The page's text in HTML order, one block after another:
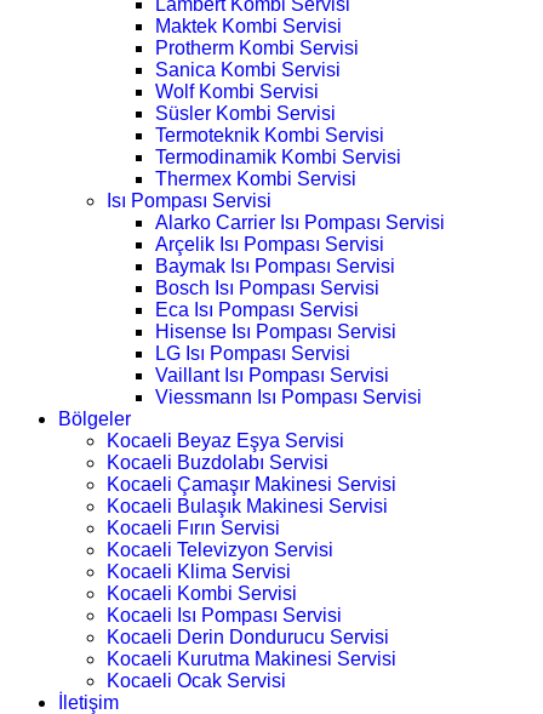
Maktek Kombi Servisi
Protherm Kombi Servisi
Sanica Kombi Servisi
Wolf Kombi Servisi
Süsler Kombi Servisi
Termoteknik Kombi Servisi
Termodinamik Kombi Servisi
Thermex Kombi Servisi
Isı Pompası Servisi
Alarko Carrier Isı Pompası Servisi
Arçelik Isı Pompası Servisi
Baymak Isı Pompası Servisi
Bosch Isı Pompası Servisi
Eca Isı Pompası Servisi
Hisense Isı Pompası Servisi
LG Isı Pompası Servisi
Vaillant Isı Pompası Servisi
Viessmann Isı Pompası Servisi
Bölgeler
Kocaeli Beyaz Eşya Servisi
Kocaeli Buzdolabı Servisi
Kocaeli Çamaşır Makinesi Servisi
Kocaeli Bulaşık Makinesi Servisi
Kocaeli Fırın Servisi
Kocaeli Televizyon Servisi
Kocaeli Klima Servisi
Kocaeli Kombi Servisi
Kocaeli Isı Pompası Servisi
Kocaeli Derin Dondurucu Servisi
Kocaeli Kurutma Makinesi Servisi
Kocaeli Ocak Servisi
İletişim